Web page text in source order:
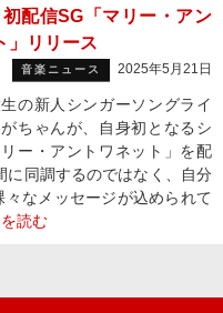
配信SG「マリー・アン
」リリース
音楽ニュース 2025年5月21日
の新人シンガーソングライ
ちゃんが、自身初となるシ
ー・アントワネット」を配
同調するのではなく、自分
なメッセージが込められて
読む